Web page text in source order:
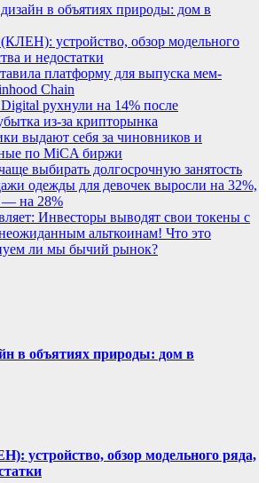
в объятиях природы: дом в
устройство, обзор модельного
и недостатки
платформу для выпуска мем-
Chain
рухнули на 14% после
из-за крипторынка
выдают себя за чиновников и
по MiCA биржи
выбирать долгосрочную занятость
одежды для девочек выросли на 32%,
— на 28%
Инвесторы выводят свои токены с
альткоинам! Что это
ли мы бычий рынок?
в объятиях природы: дом в
устройство, обзор модельного ряда,